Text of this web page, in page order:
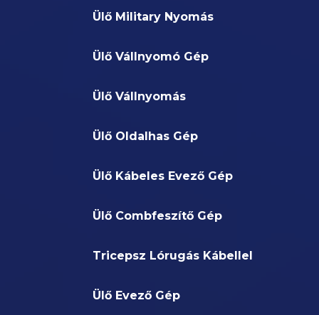
Ülő Military Nyomás
Ülő Vállnyomó Gép
Ülő Vállnyomás
Ülő Oldalhas Gép
Ülő Kábeles Evező Gép
Ülő Combfeszítő Gép
Tricepsz Lórugás Kábellel
Ülő Evező Gép